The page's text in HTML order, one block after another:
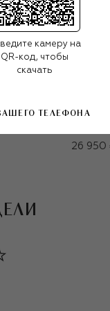
Хлопковый
26 950
камеру на
QR-код, чтобы
скачать
ТЕЛЕФОНА